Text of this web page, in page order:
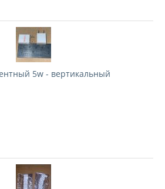
5w - вертикальный